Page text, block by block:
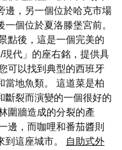
邊，另一個位於哈克市場
一個位於夏洛滕堡宮前。
點後，這是一個完美的
代」的座右銘，提供具
可以找到典型的西班牙
當地魚類。 這道菜是柏
斷裂而演變的一個很好的
圍牆造成的分裂的產
邊，而咖哩和番茄醬則
到這座城市。
自助式外